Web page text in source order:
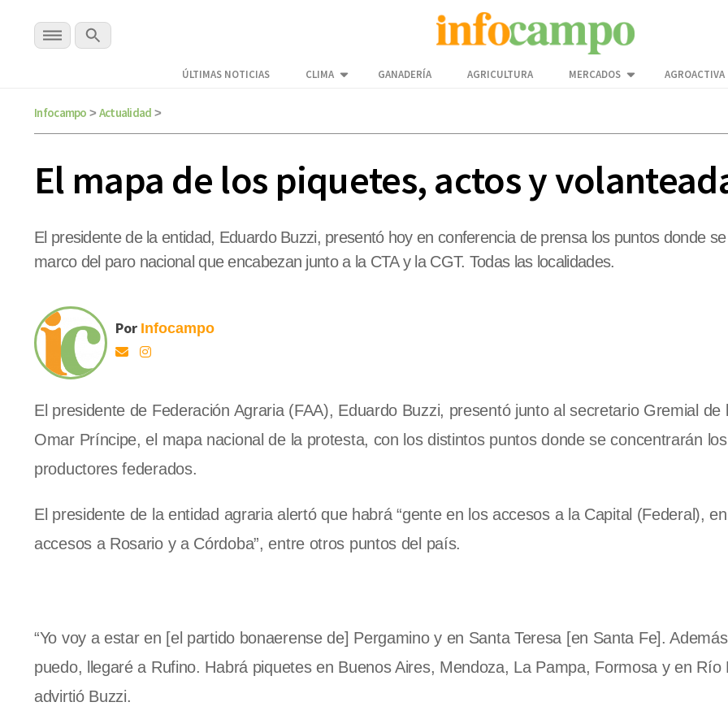
ÚLTIMAS NOTICIAS CLIMA GANADERÍA AGRICULTURA MERCADOS AGROACTIVA
Infocampo > Actualidad >
El mapa de los piquetes, actos y
El presidente de la entidad, Eduardo Buzzi, presentó hoy en conferencia de prensa los puntos donde
marco del paro nacional que encabezan junto a la CTA y la CGT. Todas las localidades.
Por Infocampo
El presidente de Federación Agraria (FAA), Eduardo Buzzi, presentó junto al secretario Gremial de
Omar Príncipe, el mapa nacional de la protesta, con los distintos puntos donde se concentrarán los
productores federados.
El presidente de la entidad agraria alertó que habrá “gente en los accesos a la Capital (Federal),
accesos a Rosario y a Córdoba”, entre otros puntos del país.
“Yo voy a estar en [el partido bonaerense de] Pergamino y en Santa Teresa [en Santa Fe].
puedo, llegaré a Rufino. Habrá piquetes en Buenos Aires, Mendoza, La Pampa, Formosa y en Río
advirtió Buzzi.